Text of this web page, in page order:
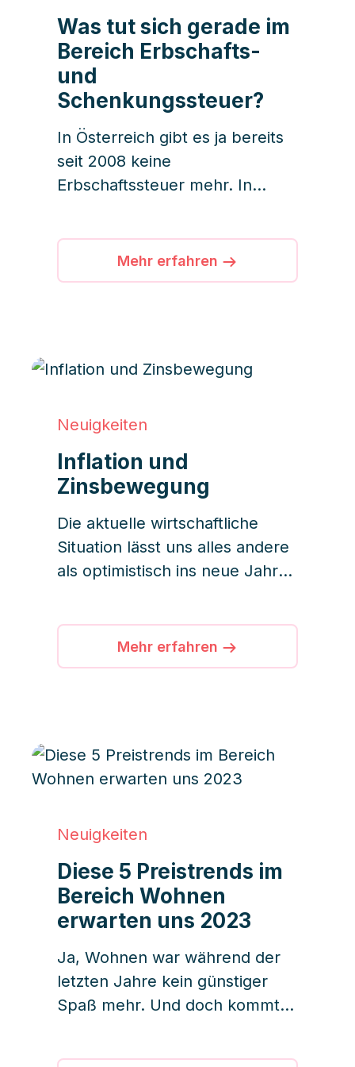
Was tut sich gerade im
Bereich Erbschafts-
und
Schenkungssteuer?
In Österreich gibt es ja bereits
seit 2008 keine
Erbschaftssteuer mehr. In
werden im Moment in beiden
Ländern intensive Diskussionen
selbstverständlich auch
Sie genauer mit dem Thema
Mehr erfahren
Neuigkeiten
Inflation und
Zinsbewegung
Die aktuelle wirtschaftliche
Situation lässt uns alles andere
als optimistisch ins neue Jahr
Kreditvergabe-Bedingungen
und höhere Zinsen gestalten
einige dominierende Trends
abzeichnen.
Mehr erfahren
Neuigkeiten
Diese 5 Preistrends im
Bereich Wohnen
erwarten uns 2023
Ja, Wohnen war während der
letzten Jahre kein günstiger
Spaß mehr. Und doch kommt